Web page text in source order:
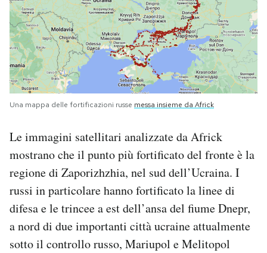
Una mappa delle fortificazioni russe messa insieme da Africk
Le immagini satellitari analizzate da Africk
mostrano che il punto più fortificato del fronte è la
regione di Zaporizhzhia, nel sud dell’Ucraina. I
russi in particolare hanno fortificato la linee di
difesa e le trincee a est dell’ansa del fiume Dnepr,
a nord di due importanti città ucraine attualmente
sotto il controllo russo, Mariupol e Melitopol